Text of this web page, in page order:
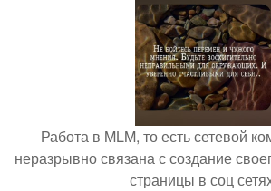
Работа в MLM, то есть сетевой
неразрывно связана с создание
страницы в соц